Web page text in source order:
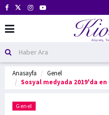
Anasayfa
Genel
Sosyal medyada 2019'da
Genel